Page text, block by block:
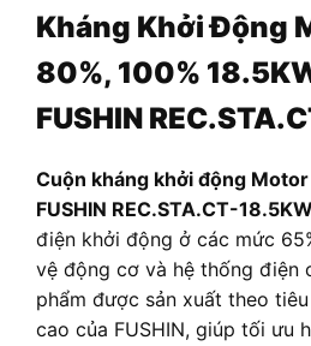
Kháng Khởi Động
80%, 100%
FUSHIN
Cuộn kháng khởi động
FUSHIN REC.STA.CT-
điện khởi động ở các mức
vệ động cơ và hệ thống điện
phẩm được sản xuất theo
cao của FUSHIN, giúp tối ưu